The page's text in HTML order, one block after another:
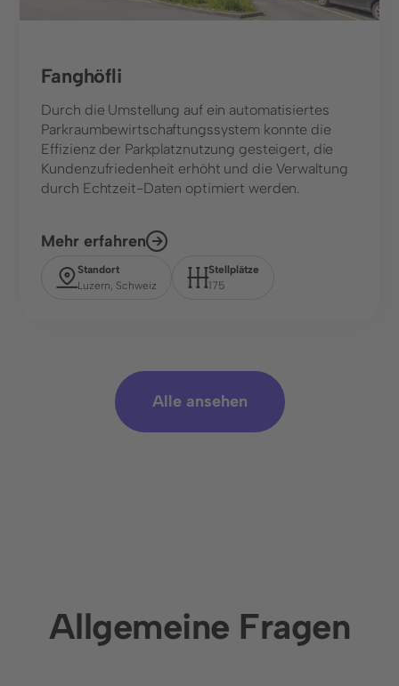
Fanghöfli
Durch die Umstellung auf ein automatisiertes
Parkraumbewirtschaftungssystem konnte die
Effizienz der Parkplatznutzung gesteigert, die
Kundenzufriedenheit erhöht und die Verwaltung
durch Echtzeit-Daten optimiert werden.
Mehr erfahren
Standort
Luzern, Schweiz
Stellplätze
175
Alle ansehen
Allgemeine Fragen